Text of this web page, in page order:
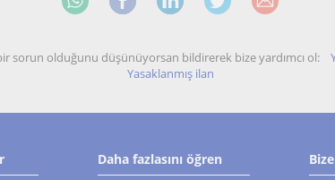
sorun olduğunu düşünüyorsan bildirerek bize yardımcı ol:
Yasaklanmış ilan
Daha fazlasını öğren